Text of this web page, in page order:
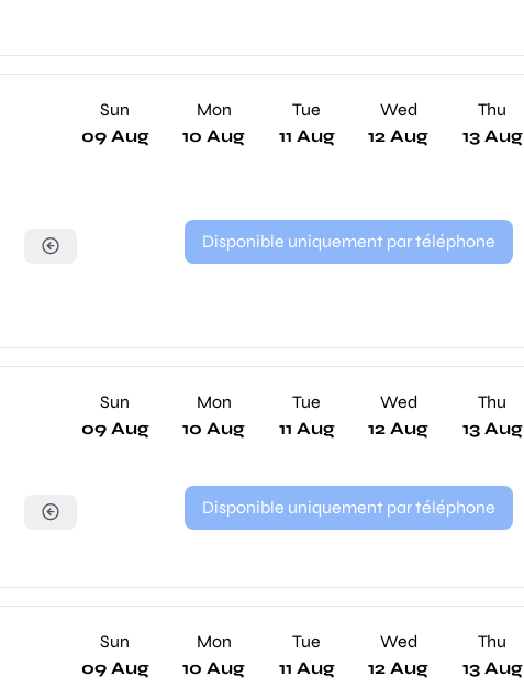
Sun
09 Aug
Mon
10 Aug
Tue
11 Aug
Wed
12 Aug
Thu
13 Aug
Disponible uniquement par téléphone
Sun
09 Aug
Mon
10 Aug
Tue
11 Aug
Wed
12 Aug
Thu
13 Aug
Disponible uniquement par téléphone
Sun
09 Aug
Mon
10 Aug
Tue
11 Aug
Wed
12 Aug
Thu
13 Aug